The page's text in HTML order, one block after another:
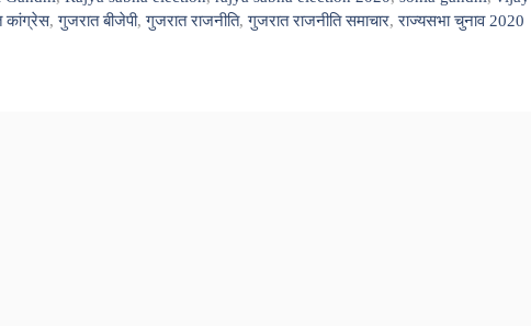
कांग्रेस,गुजरात बीजेपी,गुजरात राजनीति,गुजरात राजनीति समाचार,राज्यसभा चुनाव 2020